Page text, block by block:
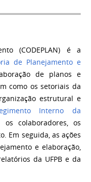
(CODEPLAN) é a
de Planejamento e
de planos e
como os setoriais da
estrutural e
Interno da
colaboradores, os
Em seguida, as ações
e elaboração,
da UFPB e da